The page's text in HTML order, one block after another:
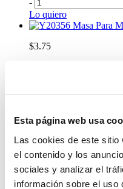
Esta página web usa
Las cookies de este sitio
el contenido y los
sociales y analizar el
información sobre el uso
-
Lo quiero
Masa Para
$3.75
Lo quiero
Accesorios
$19.99